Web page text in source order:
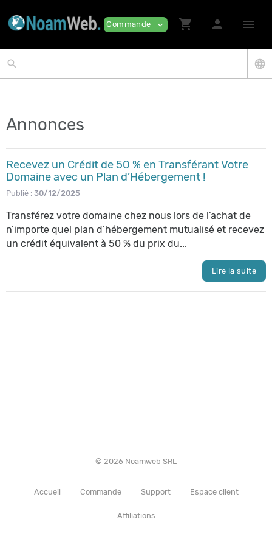
Commande expand_more shopping_cart person menu
search language
Annonces
Recevez un Crédit de 50 % en Transférant Votre
Domaine avec un Plan d’Hébergement !
Publié : 30/12/2025
Transférez votre domaine chez nous lors de l’achat de
n’importe quel plan d’hébergement mutualisé et recevez
un crédit équivalent à 50 % du prix du...
Lire la suite
© 2026 Noamweb SRL
Accueil Commande Support Espace client
Affiliations